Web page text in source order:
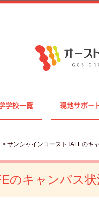
学校一覧 現地サポー
> サンシャインコーストTAFEのキ
のキャンパス状